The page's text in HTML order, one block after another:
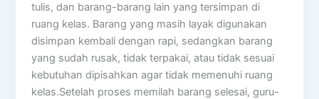
tulis, dan barang-barang lain yang tersimpan di
ruang kelas. Barang yang masih layak digunakan
disimpan kembali dengan rapi, sedangkan barang
yang sudah rusak, tidak terpakai, atau tidak sesuai
kebutuhan dipisahkan agar tidak memenuhi ruang
kelas.Setelah proses memilah barang selesai, guru-